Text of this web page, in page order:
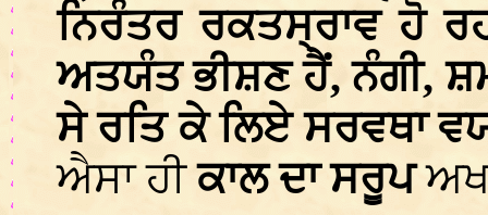
ਨਿਰੰਤਰ ਰਕਤਸ੍ਰਾਵ ਹੋ
ਅਤਯੰਤ ਭੀਸ਼ਣ ਹੈਂ, ਨੰਗੀ,
ਸੇ ਰਤਿ ਕੇ ਲਿਏ ਸਰਵਥਾ
ਐਸਾ ਹੀਕਾਲ ਦਾ ਸਰੂਪ